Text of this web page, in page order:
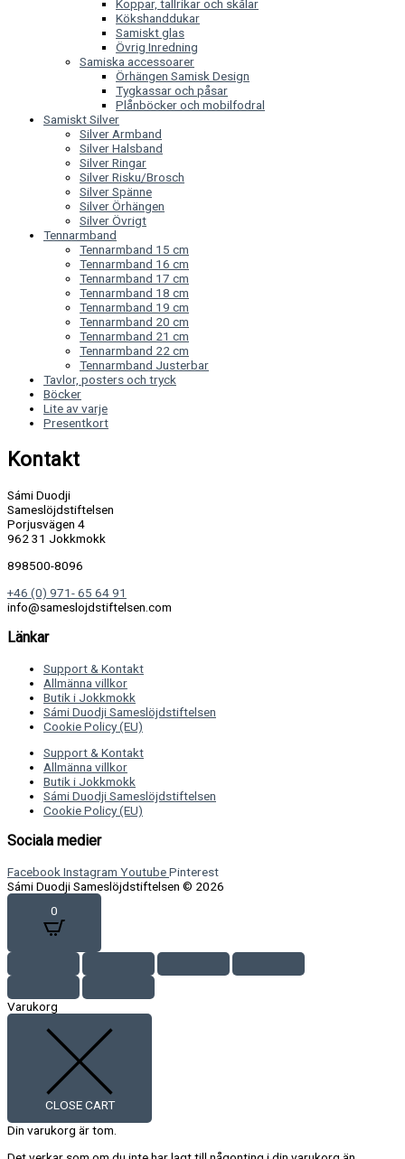
Koppar, tallrikar och skålar
Kökshanddukar
Samiskt glas
Övrig Inredning
Samiska accessoarer
Örhängen Samisk Design
Tygkassar och påsar
Plånböcker och mobilfodral
Samiskt Silver
Silver Armband
Silver Halsband
Silver Ringar
Silver Risku/Brosch
Silver Spänne
Silver Örhängen
Silver Övrigt
Tennarmband
Tennarmband 15 cm
Tennarmband 16 cm
Tennarmband 17 cm
Tennarmband 18 cm
Tennarmband 19 cm
Tennarmband 20 cm
Tennarmband 21 cm
Tennarmband 22 cm
Tennarmband Justerbar
Tavlor, posters och tryck
Böcker
Lite av varje
Presentkort
Kontakt
Sámi Duodji
Sameslöjdstiftelsen
Porjusvägen 4
962 31 Jokkmokk
898500-8096
+46 (0) 971- 65 64 91
info@sameslojdstiftelsen.com
Länkar
Support & Kontakt
Allmänna villkor
Butik i Jokkmokk
Sámi Duodji Sameslöjdstiftelsen
Cookie Policy (EU)
Support & Kontakt
Allmänna villkor
Butik i Jokkmokk
Sámi Duodji Sameslöjdstiftelsen
Cookie Policy (EU)
Sociala medier
FacebookInstagram YoutubePinterest
Sámi Duodji Sameslöjdstiftelsen © 2026
0
Varukorg
CLOSE CART
Din varukorg är tom.